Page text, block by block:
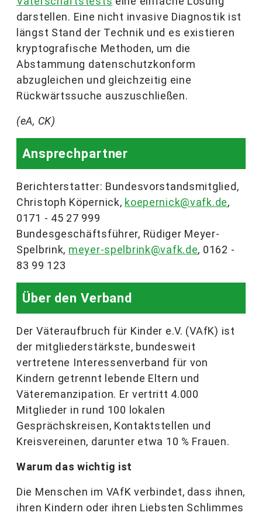
darstellen. Eine nicht invasive Diagnostik ist
längst Stand der Technik und es existieren
kryptografische Methoden, um die
Abstammung datenschutzkonform
abzugleichen und gleichzeitig eine
Rückwärtssuche auszuschließen.
(eA, CK)
Ansprechpartner
Berichterstatter: Bundesvorstandsmitglied,
Christoph Köpernick, koepernick@vafk.de,
0171 - 45 27 999
Bundesgeschäftsführer, Rüdiger Meyer-
Spelbrink, meyer-spelbrink@vafk.de, 0162 -
83 99 123
Über den Verband
Der Väteraufbruch für Kinder e.V. (VAfK) ist
der mitgliederstärkste, bundesweit
vertretene Interessenverband für von
Kindern getrennt lebende Eltern und
Väteremanzipation. Er vertritt 4.000
Mitglieder in rund 100 lokalen
Gesprächskreisen, Kontaktstellen und
Kreisvereinen, darunter etwa 10 % Frauen.
Warum das wichtig ist
Die Menschen im VAfK verbindet, dass ihnen,
ihren Kindern oder ihren Liebsten Schlimmes